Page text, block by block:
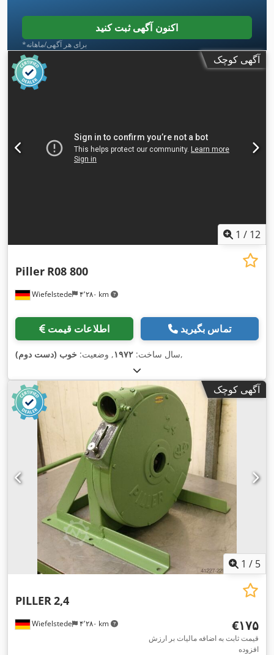
اکنون آگهی ثبت کنید
*برای هر آگهی/ماهانه
آگهی کوچک
1 / 12
Wiefelstede ۴٬۲۸۰ km
Piller R08 800
اطلاعات قیمت تماس بگیرید
سال ساخت: ۱۹۷۲, وضعیت: خوب (دست دوم) ,
آگهی کوچک
1 / 5
Wiefelstede ۴٬۲۸۰ km
PILLER2,4
‎€۱۷۵
قیمت ثابت به اضافه مالیات بر ارزش
افزوده